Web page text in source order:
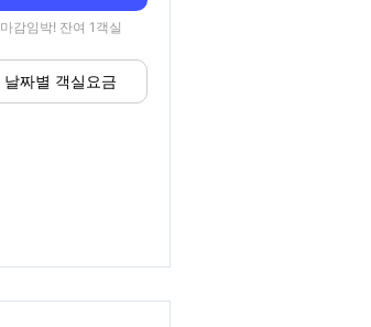
마감임박! 잔여 1객실
날짜별 객실요금